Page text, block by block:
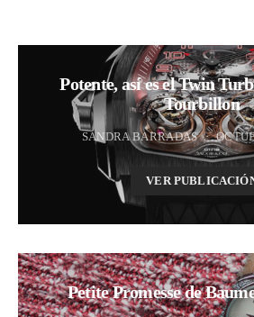
Potente, así es el Twin
Tourbillon
SANDRA BARRADAS
VER
Petite Promesse de